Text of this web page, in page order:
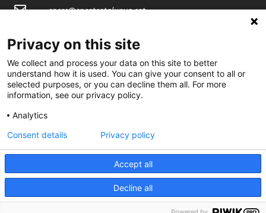
spccc@spcgtcatalunya.cat
935 120 481
@CGTCatalunya
cgtcatalunya
CGTCatalunya
Desenvolupat per
Privacy on this site
We collect and process your data on this site to better
understand how it is used. You can give your consent to all or
selected purposes, or you can decline them all. For more
information, see our privacy policy.
Analytics
Accept all
Decline all
Consent details Privacy policy